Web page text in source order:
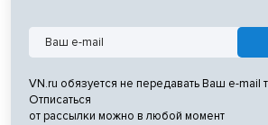
VN.ru обязуется не передавать Ваш e-mail
Отписаться
от рассылки можно в любой момент